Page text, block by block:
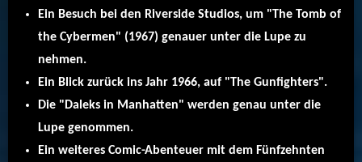
Ein Besuch bei den Riverside Studios, um "The Tomb of
the Cybermen" (1967) genauer unter die Lupe zu
nehmen.
Ein Blick zurück ins Jahr 1966, auf "The Gunfighters".
Die "Daleks in Manhatten" werden genau unter die
Lupe genommen.
Ein weiteres Comic-Abenteuer mit dem Fünfzehnten